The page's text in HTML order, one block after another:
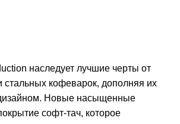
наследует лучшие черты от
кофеварок, дополняя их
Новые насыщенные
софт-тач, которое